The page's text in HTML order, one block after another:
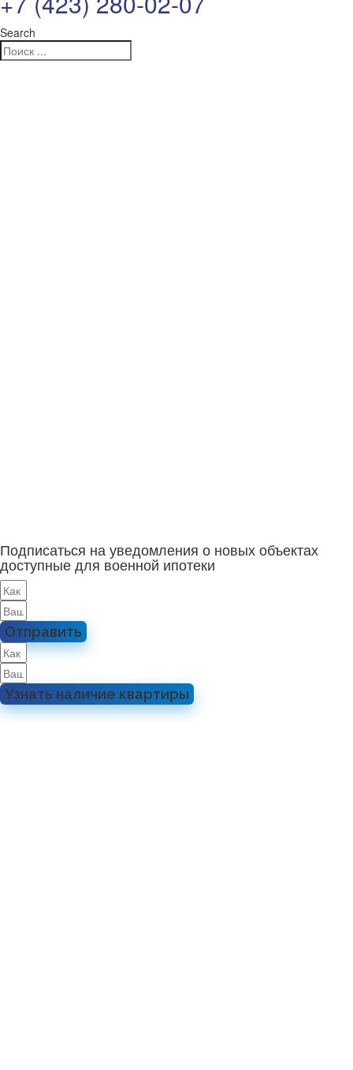
Search
Подписаться на уведомления о новых объектах
доступные для военной ипотеки
Отправить
Узнать наличие квартиры